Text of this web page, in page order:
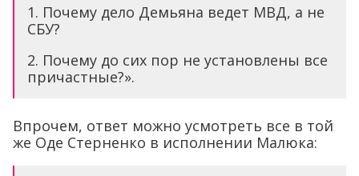
1. Почему дело Демьяна ведет МВД, а не
СБУ?
2. Почему до сих пор не установлены все
причастные?».
Впрочем, ответ можно усмотреть все в той
же Оде Стерненко в исполнении Малюка: